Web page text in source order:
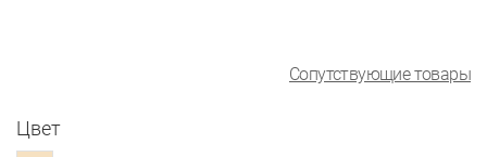
Сопутствующие товары
Цвет